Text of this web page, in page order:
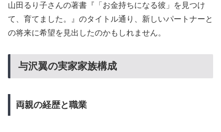
山田るり子さんの著書『「お金持ちになる彼」を見つけ
て、育てました。』のタイトル通り、新しいパートナーと
の将来に希望を見出したのかもしれません。
与沢翼の実家家族構成
両親の経歴と職業